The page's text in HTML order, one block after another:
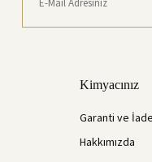
Kimyacınız
Garanti ve
Hakkımızda